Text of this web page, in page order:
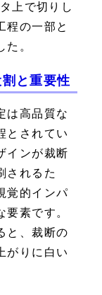
上で切りし
程の一部と
。
と重要性
は高品質な
とされてい
インが裁断
されるた
覚的インパ
素です。
と、裁断の
がりに白い